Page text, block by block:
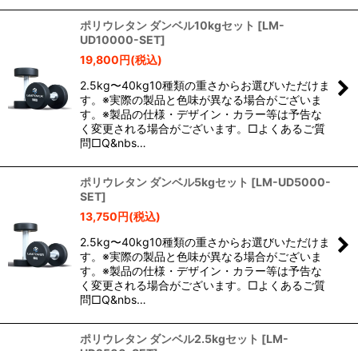
ポリウレタン ダンベル10kgセット [LM-
UD10000-SET]
19,800円(税込)
2.5kg〜40kg10種類の重さからお選びいただけま
す。※実際の製品と色味が異なる場合がございま
す。※製品の仕様・デザイン・カラー等は予告な
く変更される場合がございます。□よくあるご質
問□Q&nbs…
ポリウレタン ダンベル5kgセット [LM-UD5000-
SET]
13,750円(税込)
2.5kg〜40kg10種類の重さからお選びいただけま
す。※実際の製品と色味が異なる場合がございま
す。※製品の仕様・デザイン・カラー等は予告な
く変更される場合がございます。□よくあるご質
問□Q&nbs…
ポリウレタン ダンベル2.5kgセット [LM-